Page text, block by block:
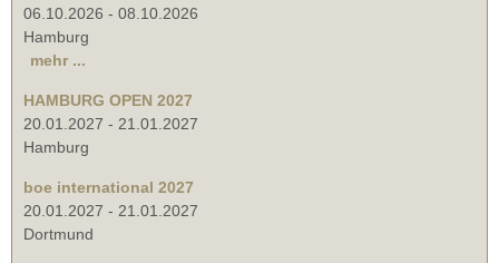
06.10.2026 - 08.10.2026
Hamburg
mehr ...
HAMBURG OPEN 2027
20.01.2027 - 21.01.2027
Hamburg
boe international 2027
20.01.2027 - 21.01.2027
Dortmund